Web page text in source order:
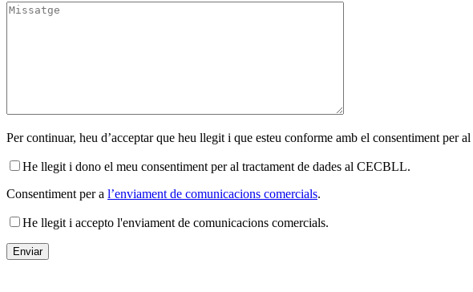
Per continuar, heu d’acceptar que heu llegit i que esteu conforme amb el consentiment per al
He llegit i dono el meu consentiment per al tractament de dades al CECBLL.
Consentiment per a l’enviament de comunicacions comercials.
He llegit i accepto l'enviament de comunicacions comercials.